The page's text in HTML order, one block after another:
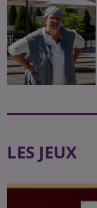
LES JEUX